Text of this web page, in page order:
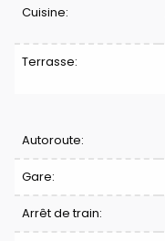
Cuisine:
Terrasse:
Confort
Autoroute:
Gare:
Arrêt de train: